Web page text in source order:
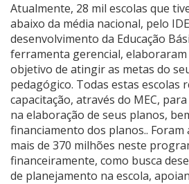
Atualmente, 28 mil escolas que
abaixo da média nacional, pelo
desenvolvimento da Educação
ferramenta gerencial, elaboraram
objetivo de atingir as metas do
pedagógico. Todas estas escolas
capacitação, através do MEC,
na elaboração de seus planos,
financiamento dos planos.. Foram
mais de 370 milhões neste
financeiramente, como busca
de planejamento na escola,